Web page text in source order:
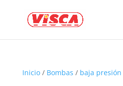
Inicio/ Bombas / baja presión